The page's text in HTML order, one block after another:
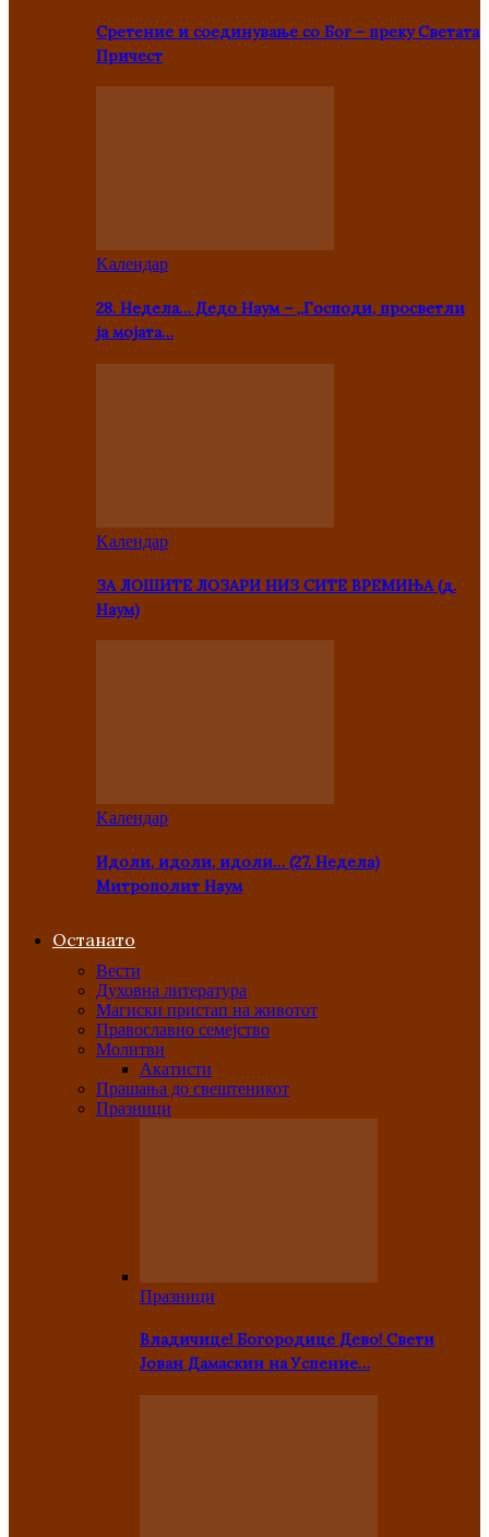
Сретение и соединување со Бог – преку Светата
Причест
Kалендар
28. Недела… Дедо Наум – „Господи, просветли
ја мојата…
Kалендар
ЗА ЛОШИТЕ ЛОЗАРИ НИЗ СИТЕ ВРЕМИЊА (д.
Наум)
Kалендар
Идоли, идоли, идоли… (27. Недела)
Митрополит Наум
Останато
Вести
Духовна литература
Магиски пристап на животот
Православно семејство
Молитви
Акатисти
Прашања до свештеникот
Празници
Празници
Владичице! Богородице Дево! Свети
Јован Дамаскин на Успение…